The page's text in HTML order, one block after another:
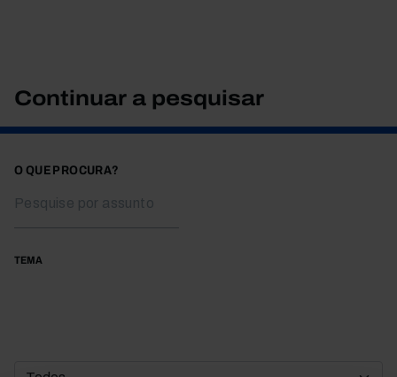
Continuar a pesquisar
O QUE PROCURA?
TEMA